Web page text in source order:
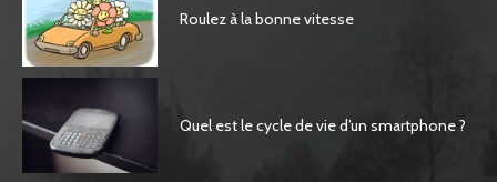
Roulez à la bonne vitesse
Quel est le cycle de vie d’un smartphone ?